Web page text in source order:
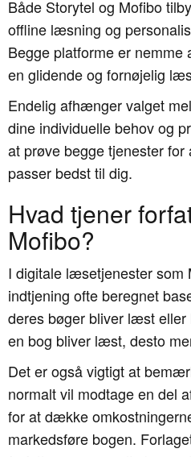
Både Storytel og Mofibo
offline læsning og
Begge platforme er nemme
en glidende og fornøjelig
Endelig afhænger valget
dine individuelle behov og
at prøve begge tjenester
passer bedst til dig.
Hvad tjener
Mofibo?
I digitale læsetjenester som
indtjening ofte beregnet
deres bøger bliver læst
en bog bliver læst, desto
Det er også vigtigt at
normalt vil modtage en del
for at dække
markedsføre bogen.